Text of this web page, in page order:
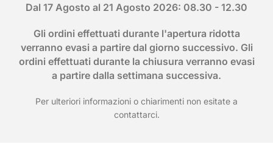
Dal 17 Agosto al 21 Agosto 2026: 08.30 - 12.30
Gli ordini effettuati durante l'apertura ridotta
verranno evasi a partire dal giorno successivo. Gli
ordini effettuati durante la chiusura verranno evasi
a partire dalla settimana successiva.
Per ulteriori informazioni o chiarimenti non esitate a
contattarci.